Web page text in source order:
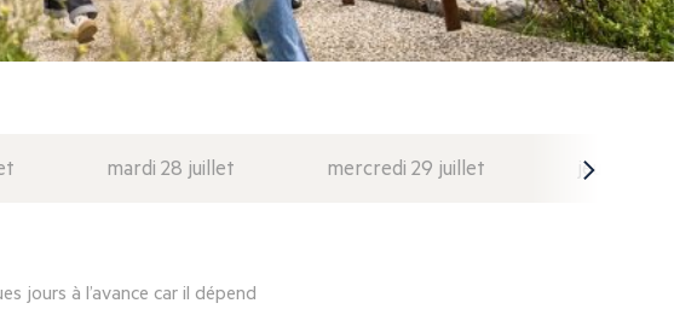
mardi 28 juillet mercredi 29 juillet jeudi 30
jours à l’avance car il dépend